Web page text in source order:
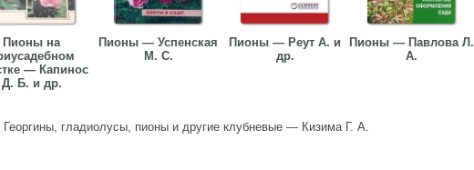
Пионы на
— Капинос
Д. Б. и др.
Пионы — Успенская
М. С.
Пионы — Реут А. и
др.
Пионы — Павлова Л.
А.
Георгины, гладиолусы, пионы и другие клубневые — Кизима Г. А.